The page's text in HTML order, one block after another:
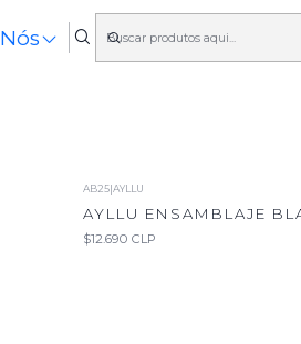
Nós
AB25|AYLLU
AYLLU ENSAMBLAJE
$12.690 CLP